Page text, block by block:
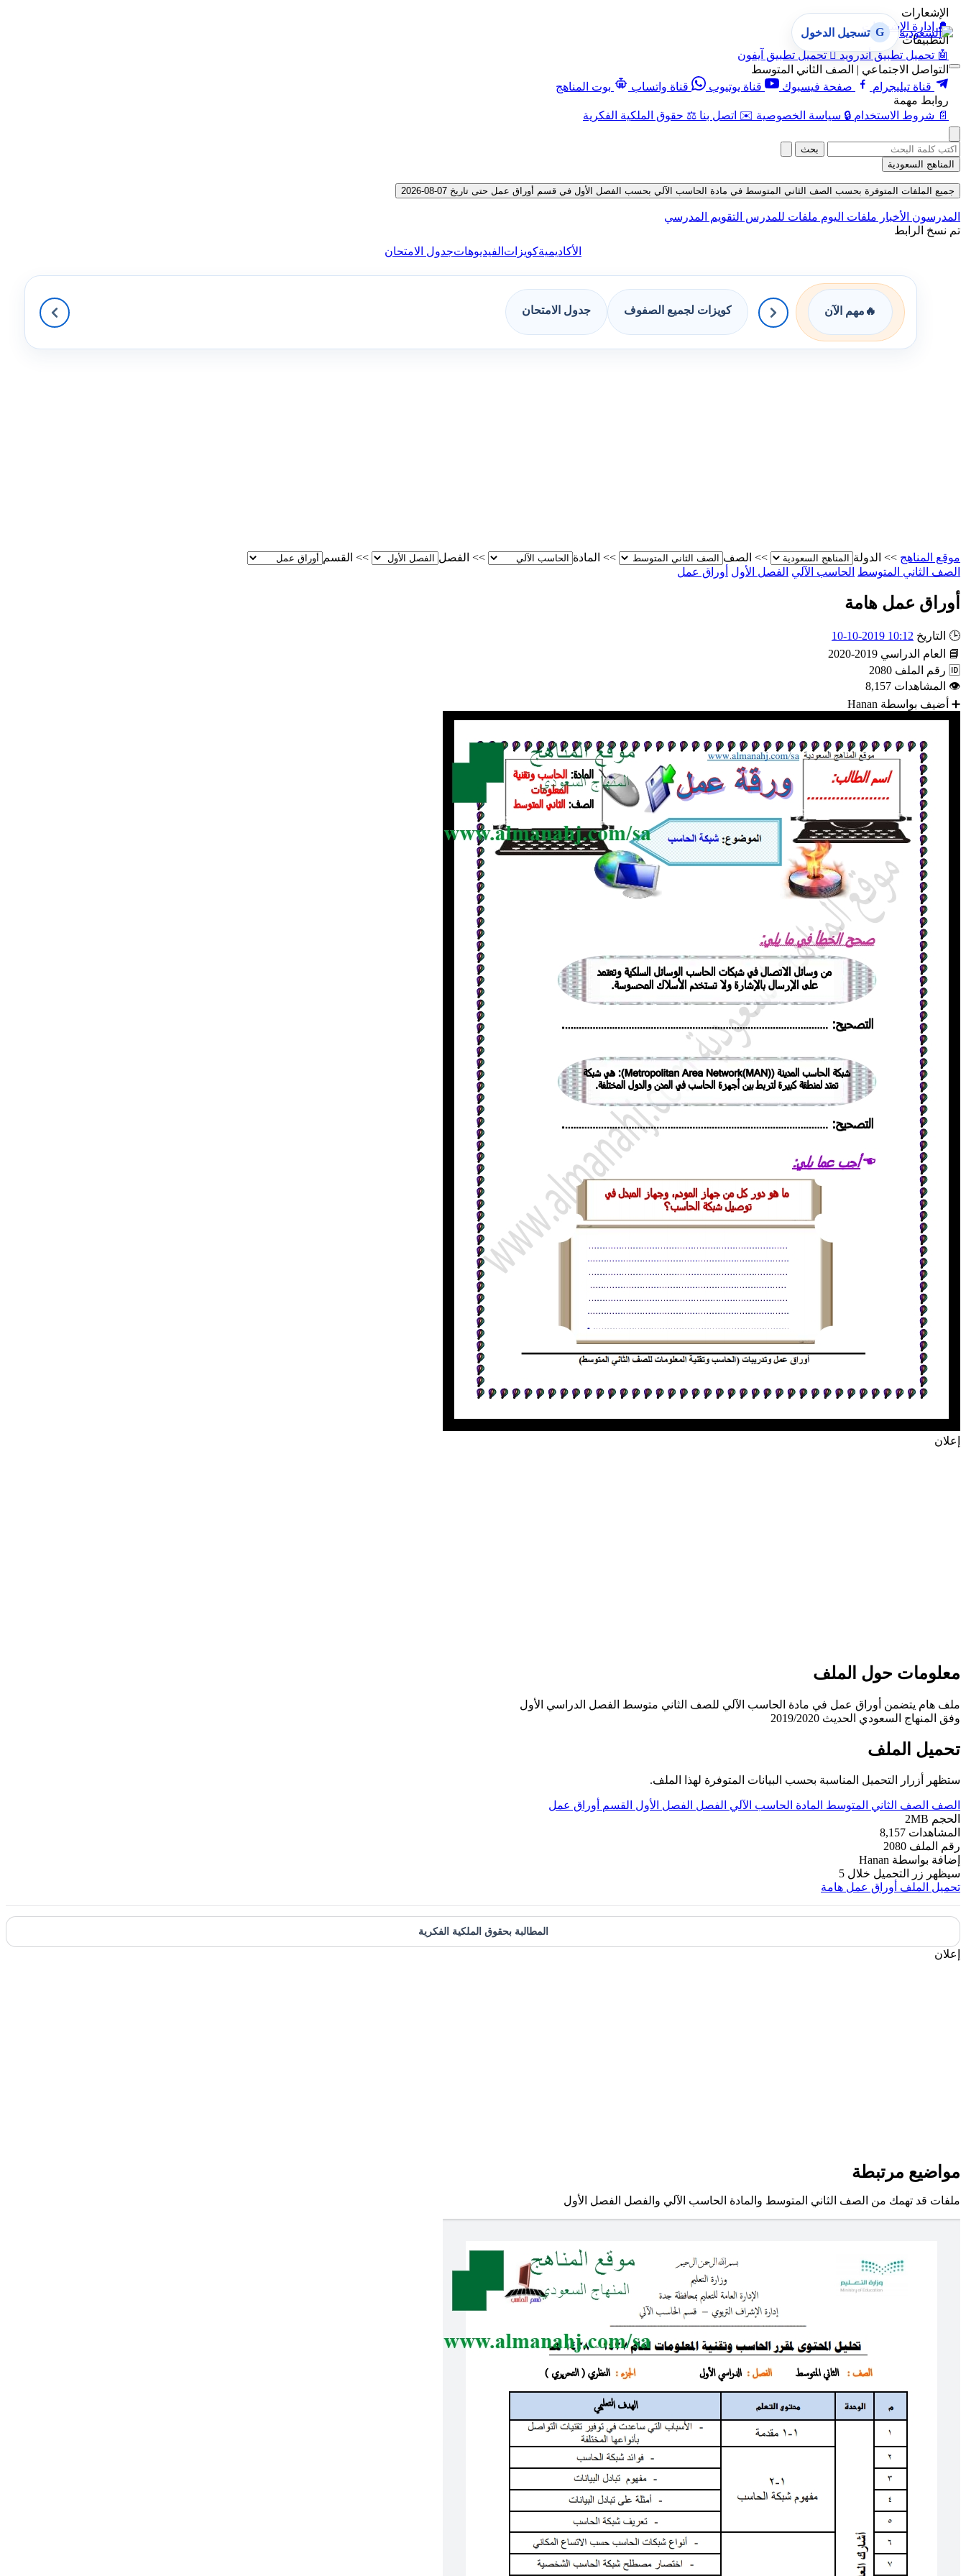
الإشعارات
🔔 إدارة الإشعارات
التطبيقات
🤖 تحميل تطبيق أندرويد  تحميل تطبيق آيفون
التواصل الاجتماعي | الصف الثاني المتوسط
قناة تيليجرام
صفحة فيسبوك قناة يوتيوب قناة واتساب
بوت المناهج
روابط مهمة
📄 شروط الاستخدام 🔒 سياسة الخصوصية ✉️ اتصل بنا ⚖️ حقوق الملكية الفكرية
G تسجيل الدخول
بحث
المناهج السعودية
جميع الملفات المتوفرة بحسب الصف الثاني المتوسط في مادة الحاسب الآلي بحسب الفصل الأول في قسم أوراق عمل حتى تاريخ 07-08-2026
المدرسون الأخبار ملفات اليوم ملفات للمدرس التقويم المدرسي
تم نسخ الرابط
الأكاديميةكويزات الفيديوهاتجدول الامتحان
🔥 مهم الآن كويزات لجميع الصفوف جدول الامتحان
موقع المناهج >> الدولة >> الصف >> المادة >> الفصل >> القسم
الصف الثاني المتوسط الحاسب الآلي الفصل الأول أوراق عمل
أوراق عمل هامة
🕒 التاريخ 10:12 2019-10-10
📘
العام الدراسي 2019-2020
🆔 رقم الملف 2080
👁 المشاهدات 8,157
➕ أضيف بواسطة Hanan
إعلان
معلومات حول الملف
ملف هام يتضمن أوراق عمل في مادة الحاسب الآلي للصف الثاني متوسط الفصل الدراسي الأول
وفق المنهاج السعودي الحديث 2019/2020
تحميل الملف
ستظهر أزرار التحميل المناسبة بحسب البيانات المتوفرة لهذا الملف.
الصف الصف الثاني المتوسط المادة الحاسب الآلي الفصل الفصل الأول القسم أوراق عمل
الحجم 2MB
المشاهدات 8,157
رقم الملف 2080
إضافة بواسطة Hanan
سيظهر زر التحميل خلال 5
تحميل الملف أوراق عمل هامة
المطالبة بحقوق الملكية الفكرية
إعلان
مواضيع مرتبطة
ملفات قد تهمك من الصف الثاني المتوسط والمادة الحاسب الآلي والفصل الفصل الأول